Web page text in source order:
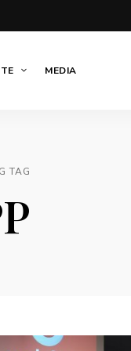
MEDIA
TAG